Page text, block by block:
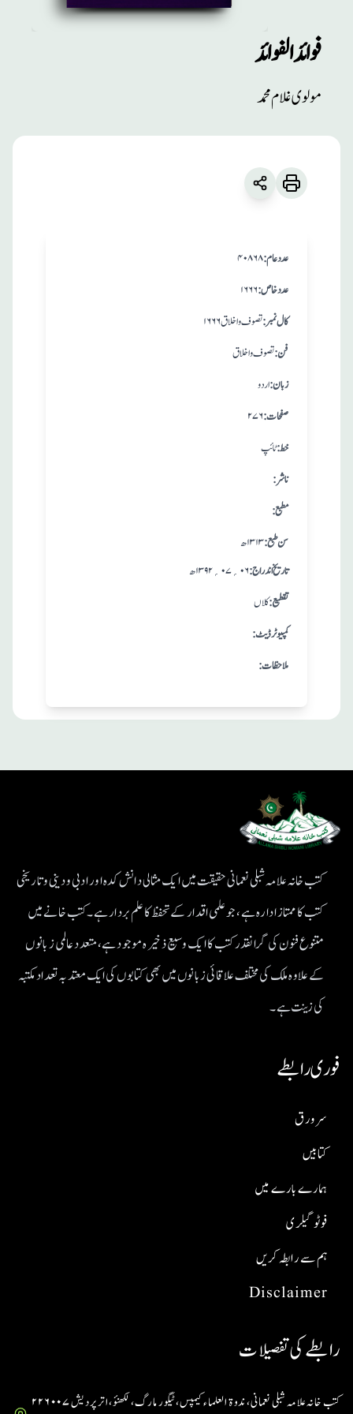
فوائد الفوائد
مولوی غلام محمد
۴۰۸۶۸:عدد عام
۱۶۶۶ :عدد خاص
تصوف و اخلاق ۱۶۶۶:کال نمبر
تصوف و اخلاق :فن
اردو:زبان
۲۷۶ :صفحات
ٹائپ:خط
:ناشر
:مطبع
۱۳۱۳ ھ: سن طبع
۰۶؍۰۷؍۱۳۹۲ ھ : تاريخ اندراج
کلاں :تقطيع
:کمپیوٹر ڈیٹ
:ملاحظات
کتب خانہ علامہ شبلی نعمانی حقیقت میں ایک مثالی دانش کدہ اور ادبی ودینی و تاریخی
کتب کا ممتاز ادارہ ہے، جو علمی اقدار کے تحفظ کا علم بردار ہے۔کتب خانے میں
متنوع فنون کی گرانقدر کتب کا ایک وسیع ذخیرہ موجود ہے، متعدد عالمی زبانوں
کے علاوہ ملک کی مختلف علاقائی زبانوں میں بھی کتابوں کی ایک معتد بہ تعداد مکتبہ
کی زینت ہے۔
فوری رابطے
Disclaimer
ہم سے رابطہ کریں
فوٹو گیلری
ہمارے بارے میں
کتابیں
سر ورق
رابطے کی تفصیلات
کتب خانہ علامہ شبلی نعمانی، ندوۃ العلماء کیمپس، ٹیگور مارگ، لکھنؤ، اتر پردیش ۲۲۶۰۰۷